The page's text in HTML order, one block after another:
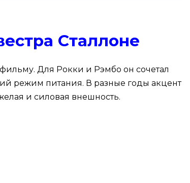
Сталлоне
Для Рокки и Рэмбо он сочетал
режим питания. В разные годы акцент
и силовая внешность.